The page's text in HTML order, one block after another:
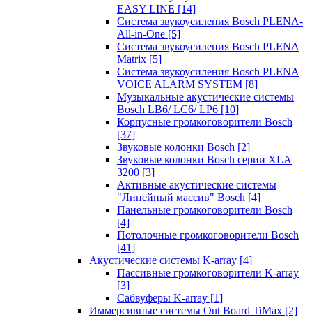
EASY LINE [14]
Система звукоусиления Bosch PLENA-
All-in-One [5]
Система звукоусиления Bosch PLENA
Matrix [5]
Система звукоусиления Bosch PLENA
VOICE ALARM SYSTEM [8]
Музыкальные акустические системы
Bosch LB6/ LC6/ LP6 [10]
Корпусные громкоговорители Bosch
[37]
Звуковые колонки Bosch [2]
Звуковые колонки Bosch серии XLA
3200 [3]
Активные акустические системы
"Линейный массив" Bosch [4]
Панельные громкоговорители Bosch
[4]
Потолочные громкоговорители Bosch
[41]
Акустические системы K-array [4]
Пассивные громкоговорители K-array
[3]
Сабвуферы K-array [1]
Иммерсивные системы Out Board TiMax [2]